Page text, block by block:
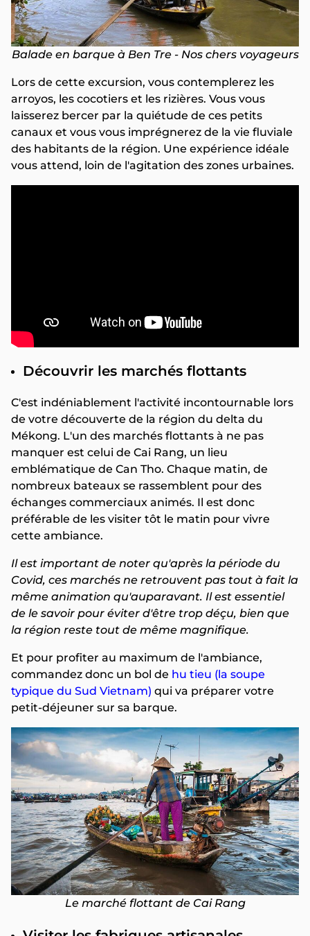
Balade en barque à Ben Tre - Nos chers voyageurs
Lors de cette excursion, vous contemplerez les
arroyos, les cocotiers et les rizières. Vous vous
laisserez bercer par la quiétude de ces petits
canaux et vous vous imprégnerez de la vie fluviale
des habitants de la région. Une expérience idéale
vous attend, loin de l'agitation des zones urbaines.
Découvrir les marchés flottants
C'est indéniablement l'activité incontournable lors
de votre découverte de la région du delta du
Mékong. L'un des marchés flottants à ne pas
manquer est celui de Cai Rang, un lieu
emblématique de Can Tho. Chaque matin, de
nombreux bateaux se rassemblent pour des
échanges commerciaux animés. Il est donc
préférable de les visiter tôt le matin pour vivre
cette ambiance.
Il est important de noter qu'après la période du
Covid, ces marchés ne retrouvent pas tout à fait la
même animation qu'auparavant. Il est essentiel
de le savoir pour éviter d'être trop déçu, bien que
la région reste tout de même magnifique.
Et pour profiter au maximum de l'ambiance,
commandez donc un bol de hu tieu (la soupe
typique du Sud Vietnam) qui va préparer votre
petit-déjeuner sur sa barque.
Le marché flottant de Cai Rang